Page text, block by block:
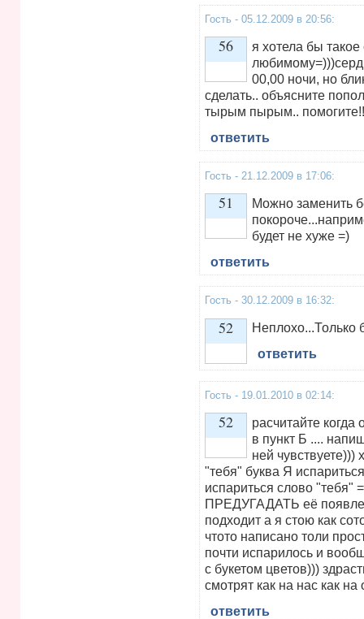
Гость - 05.12.2009 в 20:56:
56
я хотела бы
00,00 ночи, но
сделать.. объясните
тырым пырым..
ответить
Гость - 21.12.2009 в 17:06:
51
Можно заменить
будет не хуже =)
ответить
Гость - 30.12.2009 в 16:32:
52
Vote up!
Неплохо...Только
ответить
Гость - 19.01.2010 в 02:14:
52
Vote up!
расчитайте когда
в пункт Б ....
ней чувствуете)))
"тебя" буква Я
испариться слово "тебя"
ПРЕДУГАДАТЬ её
подходит а я стою как
чтото написано толи
почти испарилось и
с букетом цветов)))
смотрят как на нас как
ответить